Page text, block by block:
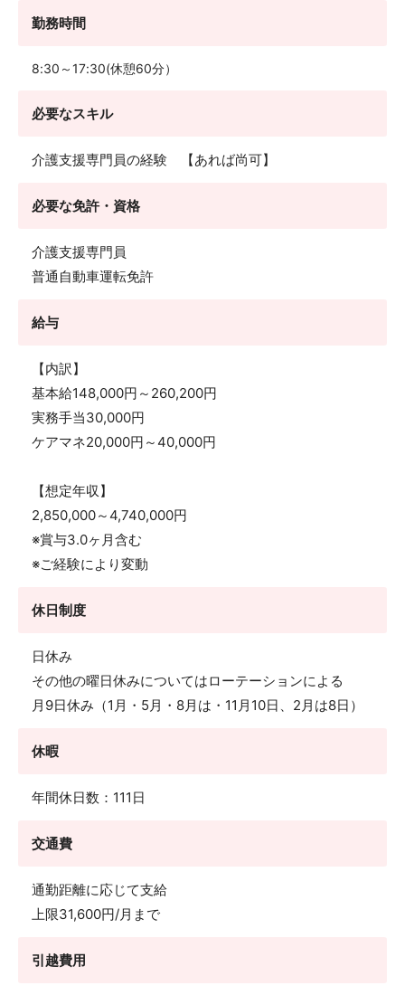
勤務時間
8:30～17:30(休憩60分）
必要なスキル
介護支援専門員の経験 【あれば尚可】
必要な免許・資格
介護支援専門員
普通自動車運転免許
給与
【内訳】
基本給148,000円～260,200円
実務手当30,000円
ケアマネ20,000円～40,000円
【想定年収】
2,850,000～4,740,000円
※賞与3.0ヶ月含む
※ご経験により変動
休日制度
日休み
その他の曜日休みについてはローテーションによる
月9日休み（1月・5月・8月は・11月10日、2月は8日）
休暇
年間休日数：111日
交通費
通勤距離に応じて支給
上限31,600円/月まで
引越費用